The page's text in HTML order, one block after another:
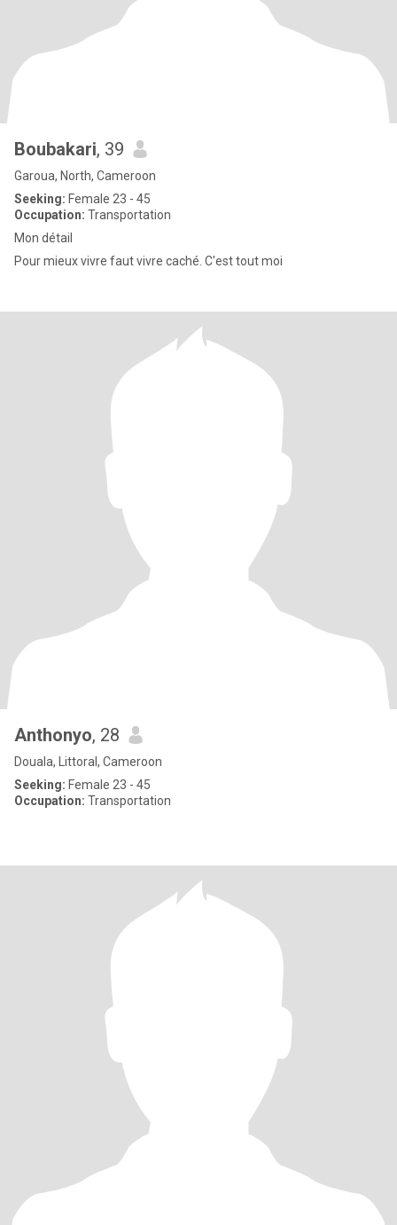
Boubakari, 39
Garoua, North, Cameroon
Seeking: Female 23 - 45
Occupation: Transportation
Mon détail
Pour mieux vivre faut vivre caché. C'est tout moi
Anthonyo, 28
Douala, Littoral, Cameroon
Seeking: Female 23 - 45
Occupation: Transportation